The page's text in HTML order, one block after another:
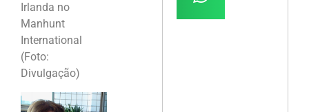
Irlanda no
Manhunt
International
(Foto:
Divulgação)